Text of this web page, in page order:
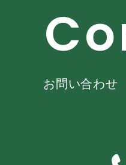
Co
お問い合わせ